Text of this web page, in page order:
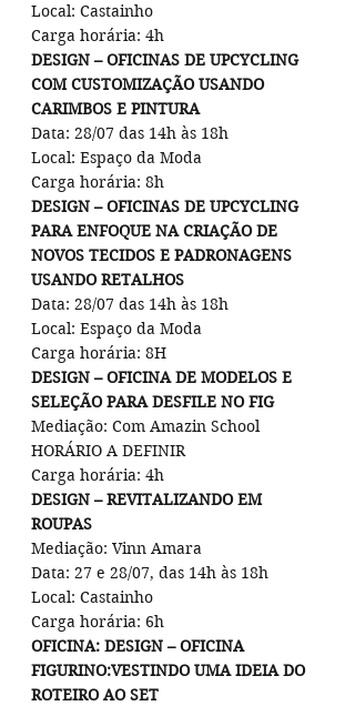
Local: Castainho
Carga horária: 4h
DESIGN – OFICINAS DE UPCYCLING
COM CUSTOMIZAÇÃO USANDO
CARIMBOS E PINTURA
Data: 28/07 das 14h às 18h
Local: Espaço da Moda
Carga horária: 8h
DESIGN – OFICINAS DE UPCYCLING
PARA ENFOQUE NA CRIAÇÃO DE
NOVOS TECIDOS E PADRONAGENS
USANDO RETALHOS
Data: 28/07 das 14h às 18h
Local: Espaço da Moda
Carga horária: 8H
DESIGN – OFICINA DE MODELOS E
SELEÇÃO PARA DESFILE NO FIG
Mediação: Com Amazin School
HORÁRIO A DEFINIR
Carga horária: 4h
DESIGN – REVITALIZANDO EM
ROUPAS
Mediação: Vinn Amara
Data: 27 e 28/07, das 14h às 18h
Local: Castainho
Carga horária: 6h
OFICINA: DESIGN – OFICINA
FIGURINO:VESTINDO UMA IDEIA DO
ROTEIRO AO SET